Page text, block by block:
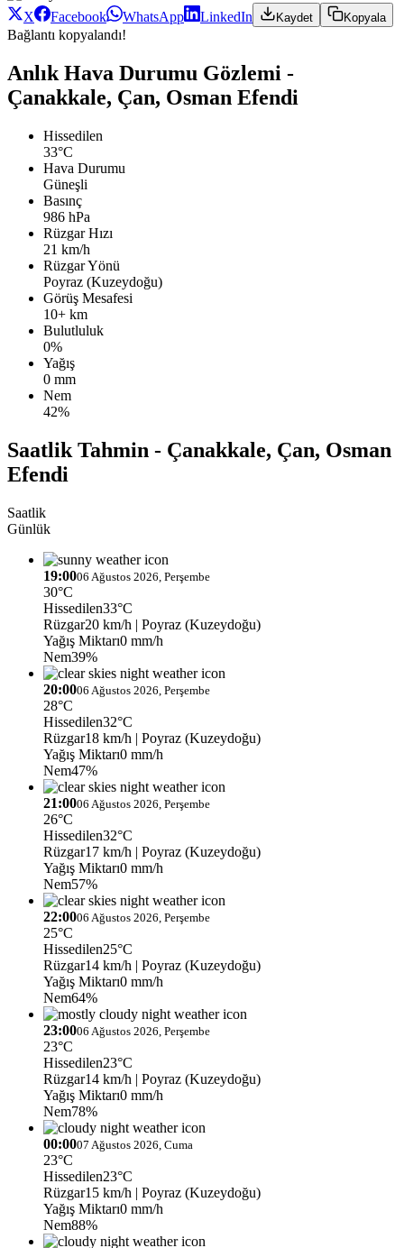
X Facebook WhatsApp LinkedIn Kaydet Kopyala
Bağlantı kopyalandı!
Anlık Hava Durumu Gözlemi -
Çanakkale, Çan, Osman Efendi
Hissedilen
33°C
Hava Durumu
Güneşli
Basınç
986 hPa
Rüzgar Hızı
21 km/h
Rüzgar Yönü
Poyraz (Kuzeydoğu)
Görüş Mesafesi
10+ km
Bulutluluk
0%
Yağış
0 mm
Nem
42%
Saatlik Tahmin - Çanakkale, Çan, Osman
Efendi
Saatlik
Günlük
19:0006 Ağustos 2026, Perşembe
30°C
Hissedilen33°C
Rüzgar20 km/h | Poyraz (Kuzeydoğu)
Yağış Miktarı0 mm/h
Nem39%
20:0006 Ağustos 2026, Perşembe
28°C
Hissedilen32°C
Rüzgar18 km/h | Poyraz (Kuzeydoğu)
Yağış Miktarı0 mm/h
Nem47%
21:0006 Ağustos 2026, Perşembe
26°C
Hissedilen32°C
Rüzgar17 km/h | Poyraz (Kuzeydoğu)
Yağış Miktarı0 mm/h
Nem57%
22:0006 Ağustos 2026, Perşembe
25°C
Hissedilen25°C
Rüzgar14 km/h | Poyraz (Kuzeydoğu)
Yağış Miktarı0 mm/h
Nem64%
23:0006 Ağustos 2026, Perşembe
23°C
Hissedilen23°C
Rüzgar14 km/h | Poyraz (Kuzeydoğu)
Yağış Miktarı0 mm/h
Nem78%
00:0007 Ağustos 2026, Cuma
23°C
Hissedilen23°C
Rüzgar15 km/h | Poyraz (Kuzeydoğu)
Yağış Miktarı0 mm/h
Nem88%